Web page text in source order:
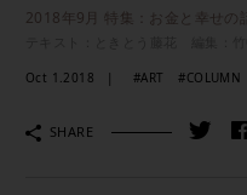
2018年9月 特集：お金と幸せの
Oct 1.2018 #ART #COLUMN
SHARE